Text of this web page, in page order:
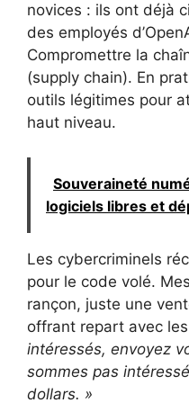
novices : ils ont déjà
des employés
Compromettre la
(supply chain). En
outils légitimes pour
haut niveau.
Souveraineté
logiciels libres et
Les cybercriminels
pour le code volé.
rançon, juste une
offrant repart avec
intéressés, envoyez
sommes pas
dollars. »